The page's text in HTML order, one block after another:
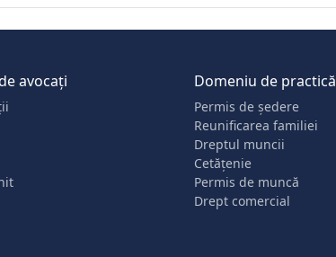
avocați Domeniu de practică
Permis de ședere
Reunificarea familiei
Dreptul muncii
Cetățenie
Permis de muncă
Drept comercial